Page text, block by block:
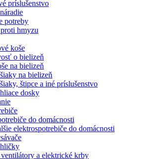
príslušenstvo
potreby
hmyzu
koše
o bielizeň
na bielizeň
na bielizeň
štipce a iné príslušenstvo
dosky
do domácnosti
elektrospotrebiče do domácnosti
a elektrické krby